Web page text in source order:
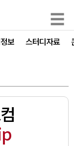
☰
보 스터디자료